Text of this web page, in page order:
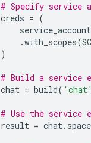
# Specify service
creds = (
service_account
.with_scopes(
)
# Build a service
chat = build( 'chat'
# Use the service
result = chat.